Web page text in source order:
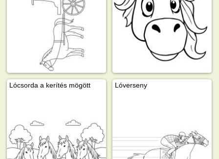
Lócsorda a kerítés mögött Lóverseny